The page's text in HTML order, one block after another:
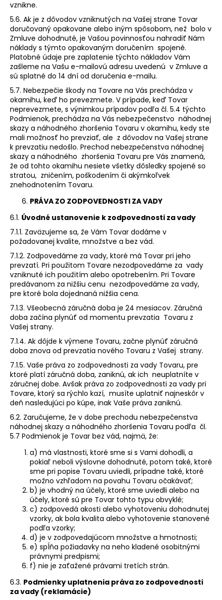
vznikne.
5.6. Ak je z dôvodov vzniknutých na Vašej strane Tovar
doručovaný opakovane alebo iným spôsobom, než bolo v
Zmluve dohodnuté, je Vašou povinnosťou nahradiť Nám
náklady s týmto opakovaným doručením spojené.
Platobné údaje pre zaplatenie týchto nákladov Vám
zašleme na Vašu e-mailovú adresu uvedenú v Zmluve a
sú splatné do 14 dní od doručenia e-mailu.
5.7. Nebezpečie škody na Tovare na Vás prechádza v
okamihu, keď ho prevezmete. V prípade, keď Tovar
neprevezmete, s výnimkou prípadov podľa čl. 5.4 týchto
Podmienok, prechádza na Vás nebezpečenstvo náhodnej
skazy a náhodného zhoršenia Tovaru v okamihu, kedy ste
mali možnosť ho prevziať, ale z dôvodov na Vašej strane
k prevzatiu nedošlo. Prechod nebezpečenstva náhodnej
skazy a náhodného zhoršenia Tovaru pre Vás znamená,
že od tohto okamihu nesiete všetky dôsledky spojené so
stratou, zničením, poškodením či akýmkoľvek
znehodnotením Tovaru.
PRÁVA ZO ZODPOVEDNOSTI ZA VADY
6.1. Úvodné ustanovenie k zodpovednosti za vady
7.1.1. Zaväzujeme sa, že Vám Tovar dodáme v
požadovanej kvalite, množstve a bez vád.
7.1.2. Zodpovedáme za vady, ktoré má Tovar pri jeho
prevzatí. Pri použitom Tovare nezodpovedáme za vady
vzniknuté ich použitím alebo opotrebením. Pri Tovare
predávanom za nižšiu cenu nezodpovedáme za vady,
pre ktoré bola dojednaná nižšia cena.
7.1.3. Všeobecná záručná doba je 24 mesiacov. Záručná
doba začína plynúť od momentu prevzatia Tovaru z
Vašej strany.
7.1.4. Ak dôjde k výmene Tovaru, začne plynúť záručná
doba znova od prevzatia nového Tovaru z Vašej strany.
7.1.5. Vaše práva zo zodpovednosti za vady Tovaru, pre
ktoré platí záručná doba, zaniknú, ak ich neuplatníte v
záručnej dobe. Avšak práva zo zodpovednosti za vady pri
Tovare, ktorý sa rýchlo kazí, musíte uplatniť najneskôr v
deň nasledujúci po kúpe, inak Vaše práva zaniknú.
6.2. Zaručujeme, že v dobe prechodu nebezpečenstva
náhodnej skazy a náhodného zhoršenia Tovaru podľa čl.
5.7 Podmienok je Tovar bez vád, najmä, že:
a) má vlastnosti, ktoré sme si s Vami dohodli, a
pokiaľ neboli výslovne dohodnuté, potom také, ktoré
sme pri popise Tovaru uviedli, prípadne také, ktoré
možno vzhľadom na povahu Tovaru očakávať;
b) je vhodný na účely, ktoré sme uviedli alebo na
účely, ktoré sú pre Tovar tohto typu obvyklé;
c) zodpovedá akosti alebo vyhotoveniu dohodnutej
vzorky, ak bola kvalita alebo vyhotovenie stanovené
podľa vzorky;
d) je v zodpovedajúcom množstve a hmotnosti;
e) spĺňa požiadavky na neho kladené osobitnými
právnymi predpismi;
f) nie je zaťažené právami tretích strán.
6.3. Podmienky uplatnenia práva zo zodpovednosti
za vady (reklamácie)